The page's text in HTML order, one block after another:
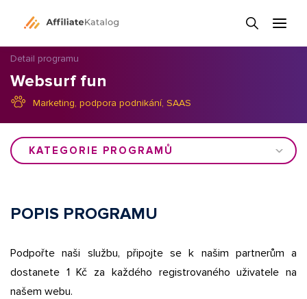
Detail programu
Websurf fun
Marketing, podpora podnikání, SAAS
KATEGORIE PROGRAMŮ
POPIS PROGRAMU
Podpořte naši službu, připojte se k našim partnerům a
dostanete 1 Kč za každého registrovaného uživatele na
našem webu.